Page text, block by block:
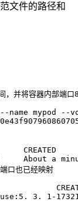
文件的路径和
，并将容器内部端
name mypod
CREATED
About a
口也已经映射
pause:5. 3.